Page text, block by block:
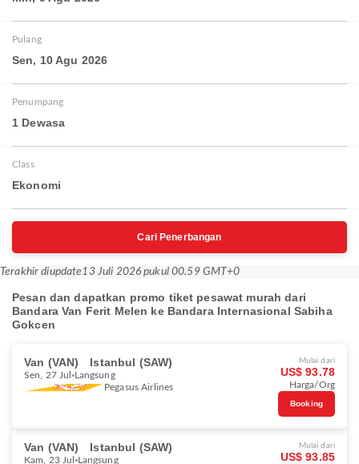
Pulang
Sen, 10 Agu 2026
Penumpang
1 Dewasa
Class
Ekonomi
Cari Penerbangan
Terakhir diupdate13 Juli 2026 pukul 00.59 GMT+0
Pesan dan dapatkan promo tiket pesawat murah dari
Bandara Van Ferit Melen ke Bandara Internasional Sabiha
Gokcen
Van (VAN) Istanbul (SAW)
Sen, 27 Jul
Langsung
Pegasus Airlines
Mulai dari
US$ 93.78
Harga/Org
Booking
Van (VAN) Istanbul (SAW)
Kam, 23 Jul
Langsung
Mulai dari
US$ 93.85